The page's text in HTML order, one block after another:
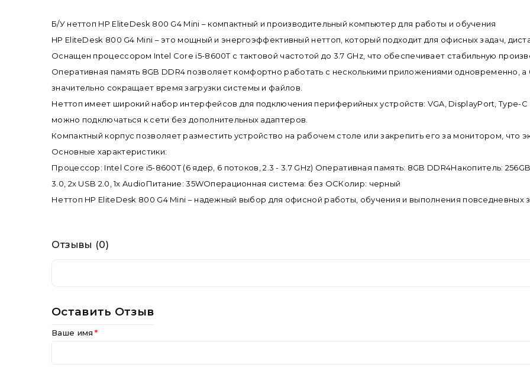
Б/У неттоп HP EliteDesk 800 G4 Mini – компактный и производительный компьютер для работы и обучения
HP EliteDesk 800 G4 Mini – это мощный и энергоэффективный неттоп, который подходит для офисных задач,
Оснащен процессором Intel Core i5-8600T с тактовой частотой до 3.7 GHz, что обеспечивает стабильную
Оперативная память 8GB DDR4 позволяет комфортно работать с несколькими приложениями одновременно, а
значительно сокращает время загрузки системы и файлов.
Неттоп имеет широкий набор интерфейсов для подключения периферийных устройств: VGA, DisplayPort, Type-C
можно подключаться к сети без дополнительных адаптеров.
Компактный корпус позволяет разместить устройство на рабочем столе или закрепить его за монитором, что
Основные характеристики:
Процессор: Intel Core i5-8600T (6 ядер, 6 потоков, 2.3 - 3.7 GHz) Оперативная память: 8GB DDR4Накопитель:
3.0, 2x USB 2.0, 1x AudioПитание: 35WОперационная система: без ОСКолир: черный
Неттоп HP EliteDesk 800 G4 Mini – надежный выбор для офисной работы, обучения и выполнения повседневных
Отзывы (0)
Оставить Отзыв
Ваше имя